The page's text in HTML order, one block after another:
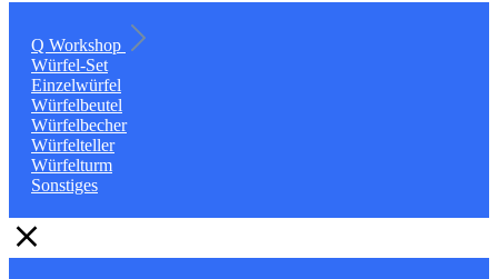
Q Workshop
Würfel-Set
Einzelwürfel
Würfelbeutel
Würfelbecher
Würfelteller
Würfelturm
Sonstiges